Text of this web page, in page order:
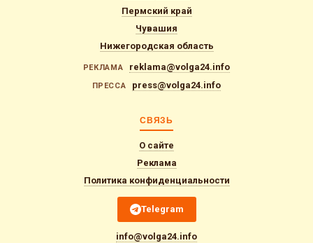
Пермский край
Чувашия
Нижегородская область
РЕКЛАМА reklama@volga24.info
ПРЕССА press@volga24.info
СВЯЗЬ
О сайте
Реклама
Политика конфиденциальности
Telegram
info@volga24.info